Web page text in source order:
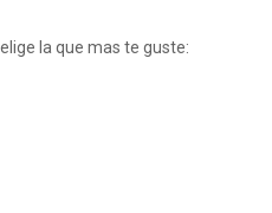
la que mas te guste: